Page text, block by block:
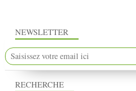
NEWSLETTER
RECHERCHE